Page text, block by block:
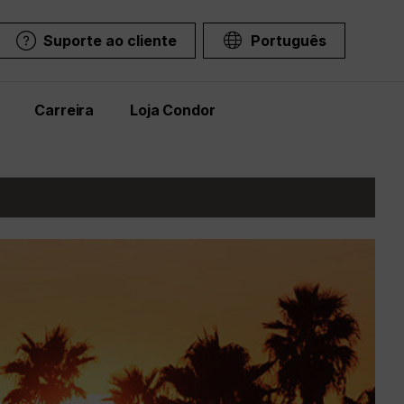
Suporte ao cliente Português
Carreira Loja Condor